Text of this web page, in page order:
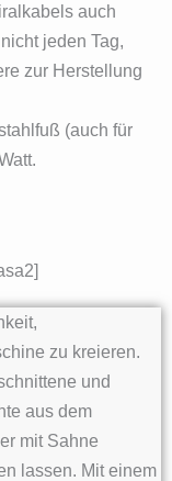
auch
jeden Tag,
zur Herstellung
(auch für
zu kreieren.
und
aus dem
mit Sahne
lassen. Mit einem